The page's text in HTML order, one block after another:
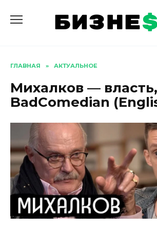
содержанию
ГЛАВНАЯ » АКТУАЛЬНОЕ
Михалков —
BadComedian